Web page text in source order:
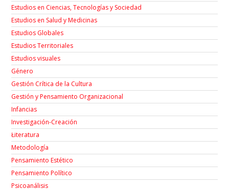
Estudios en Ciencias, Tecnologías y Sociedad
Estudios en Salud y Medicinas
Estudios Globales
Estudios Territoriales
Estudios visuales
Género
Gestión Crítica de la Cultura
Gestión y Pensamiento Organizacional
Infancias
Investigación-Creación
Łiteratura
Metodología
Pensamiento Estético
Pensamiento Político
Psicoanálisis